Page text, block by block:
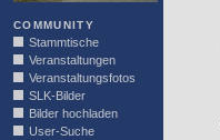
COMMUNITY
Stammtische
Veranstaltungen
Veranstaltungsfotos
SLK-Bilder
Bilder hochladen
User-Suche